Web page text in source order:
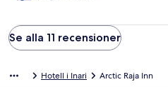
Se alla 11 recensioner
Hotell i Inari Arctic Raja Inn